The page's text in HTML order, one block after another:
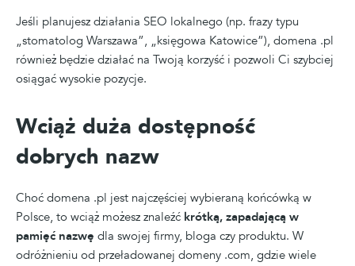
Jeśli planujesz działania SEO lokalnego (np. frazy typu
„stomatolog Warszawa”, „księgowa Katowice”), domena .pl
również będzie działać na Twoją korzyść i pozwoli Ci szybciej
osiągać wysokie pozycje.
Wciąż duża dostępność
dobrych nazw
Choć domena .pl jest najczęściej wybieraną końcówką w
Polsce, to wciąż możesz znaleźć krótką, zapadającą w
pamięć nazwę dla swojej firmy, bloga czy produktu. W
odróżnieniu od przeładowanej domeny .com, gdzie wiele